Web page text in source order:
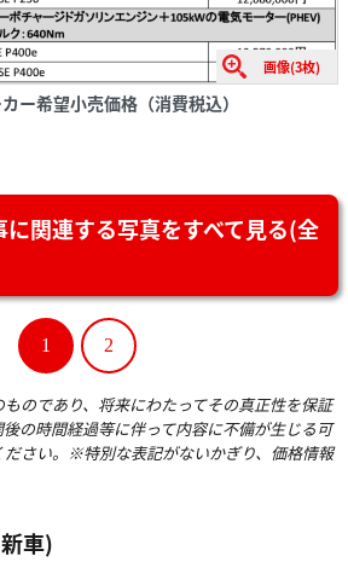
画像(3枚)
ー希望小売価格（消費税込）
に関連する写真をすべて見る(全
1 2
のであり、将来にわたってその真正性を保証
の時間経過等に伴って内容に不備が生じる可
さい。※特別な表記がないかぎり、価格情報
車)